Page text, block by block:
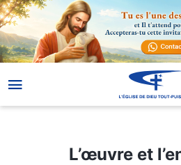
L’œuvre et